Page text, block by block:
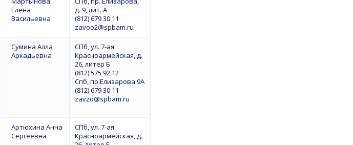
Елена
Васильевна
д. 9, лит. А
(812) 679 30 11
zavoo2@spbam.ru
Сумина Алла
Аркадьевна
СПб, ул. 7-ая
Красноармейская, д.
26, литер Б
(812) 575 92 12
Спб, пр.Елизарова 9А
(812) 679 30 11
zavzo@spbam.ru
Артюхина Анна
Сергеевна
СПб, ул. 7-ая
Красноармейская, д.